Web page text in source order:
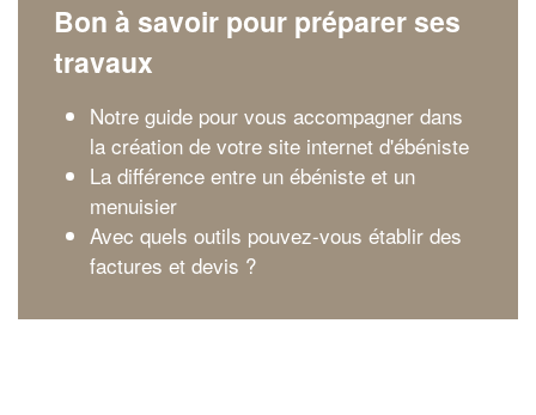
Bon à savoir pour préparer ses
travaux
Notre guide pour vous accompagner dans
la création de votre site internet d'ébéniste
La différence entre un ébéniste et un
menuisier
Avec quels outils pouvez-vous établir des
factures et devis ?